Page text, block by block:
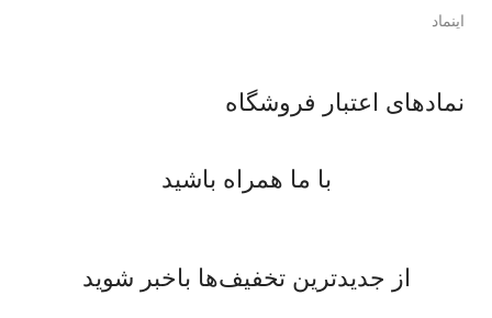
اینماد
نمادهای اعتبار فروشگاه
با ما همراه باشید
از جدیدترین تخفیف‌ها باخبر شوید